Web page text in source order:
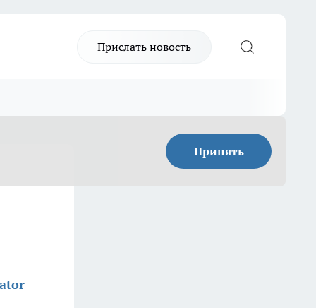
Прислать новость
Принять